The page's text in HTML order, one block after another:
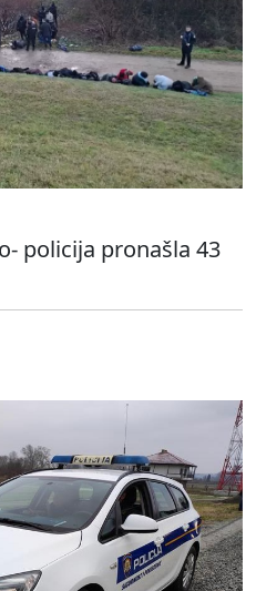
policija pronašla 43